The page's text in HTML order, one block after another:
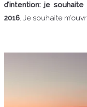
d’intention: je
2016. Je souhaite